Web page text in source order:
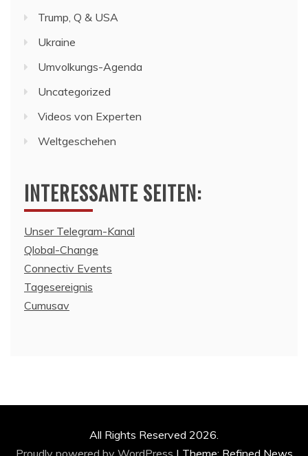
Trump, Q & USA
Ukraine
Umvolkungs-Agenda
Uncategorized
Videos von Experten
Weltgeschehen
INTERESSANTE SEITEN:
Unser Telegram-Kanal
Qlobal-Change
Connectiv Events
Tagesereignis
Cumusav
All Rights Reserved 2026.
Proudly powered by WordPress | Theme: Refined News